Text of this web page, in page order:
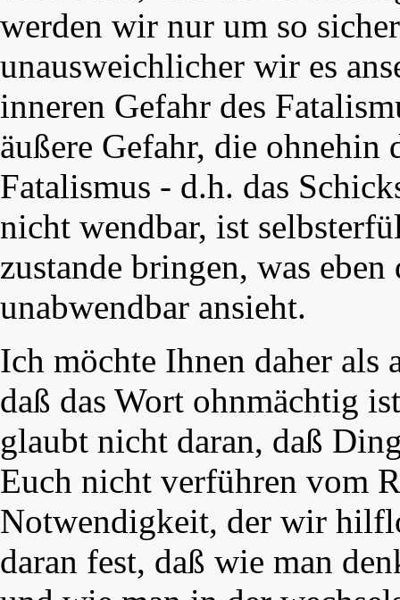
werden wir nur um so
unausweichlicher wir es
inneren Gefahr des
äußere Gefahr, die ohnehin
Fatalismus - d.h. das
nicht wendbar, ist
zustande bringen, was
unabwendbar ansieht.
Ich möchte Ihnen daher als
daß das Wort ohnmächtig
glaubt nicht daran, daß
Euch nicht verführen vom
Notwendigkeit, der wir
daran fest, daß wie man